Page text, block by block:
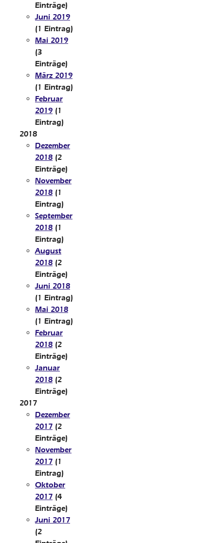
Einträge)
Juni 2019
(1 Eintrag)
Mai 2019
(3
Einträge)
März 2019
(1 Eintrag)
Februar
2019 (1
Eintrag)
2018
Dezember
2018 (2
Einträge)
November
2018 (1
Eintrag)
September
2018 (1
Eintrag)
August
2018 (2
Einträge)
Juni 2018
(1 Eintrag)
Mai 2018
(1 Eintrag)
Februar
2018 (2
Einträge)
Januar
2018 (2
Einträge)
2017
Dezember
2017 (2
Einträge)
November
2017 (1
Eintrag)
Oktober
2017 (4
Einträge)
Juni 2017
(2